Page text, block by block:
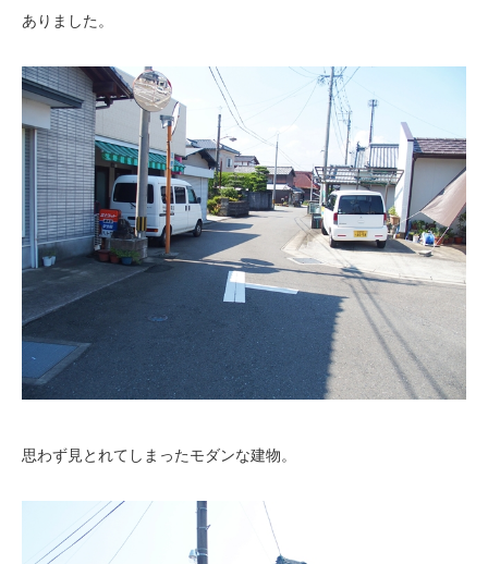
ありました。
思わず見とれてしまったモダンな建物。